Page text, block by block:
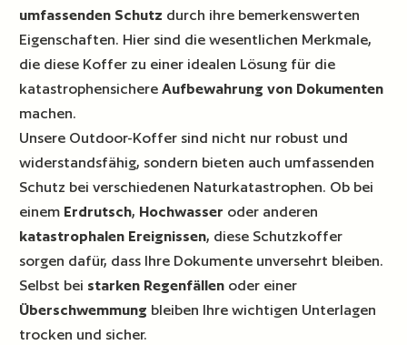
umfassenden Schutz durch ihre bemerkenswerten
Eigenschaften. Hier sind die wesentlichen Merkmale,
die diese Koffer zu einer idealen Lösung für die
katastrophensichereAufbewahrung von Dokumenten
machen.
Unsere Outdoor-Koffer sind nicht nur robust und
widerstandsfähig, sondern bieten auch umfassenden
Schutz bei verschiedenen Naturkatastrophen. Ob bei
einem Erdrutsch, Hochwasser oder anderen
katastrophalen Ereignissen, diese Schutzkoffer
sorgen dafür, dass Ihre Dokumente unversehrt bleiben.
Selbst bei starken Regenfällen oder einer
Überschwemmung bleiben Ihre wichtigen Unterlagen
trocken und sicher.